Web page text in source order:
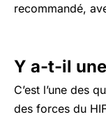
recommandé,
Y a-t-il
C’est l’une des
des forces du